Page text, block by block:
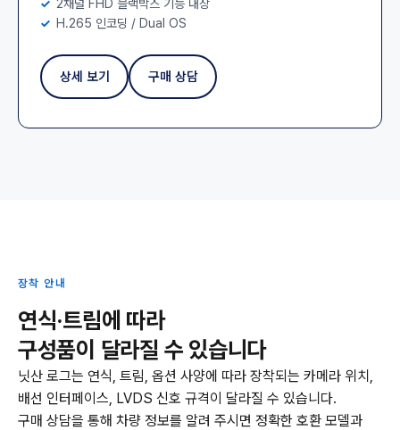
2채널 FHD 블랙박스 기능 내장
H.265 인코딩 / Dual OS
상세 보기 구매 상담
장착 안내
연식·트림에 따라
구성품이 달라질 수 있습니다
닛산 로그는 연식, 트림, 옵션 사양에 따라 장착되는 카메라 위치,
배선 인터페이스, LVDS 신호 규격이 달라질 수 있습니다.
구매 상담을 통해 차량 정보를 알려 주시면 정확한 호환 모델과